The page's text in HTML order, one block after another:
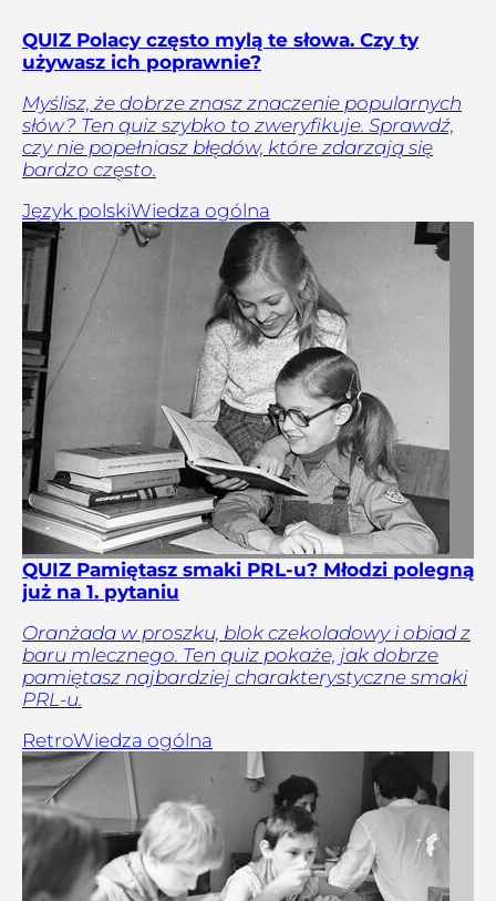
QUIZ Polacy często mylą te słowa. Czy ty
używasz ich poprawnie?
Myślisz, że dobrze znasz znaczenie popularnych
słów? Ten quiz szybko to zweryfikuje. Sprawdź,
czy nie popełniasz błędów, które zdarzają się
bardzo często.
Język polskiWiedza ogólna
QUIZ Pamiętasz smaki PRL-u? Młodzi polegną
już na 1. pytaniu
Oranżada w proszku, blok czekoladowy i obiad z
baru mlecznego. Ten quiz pokaże, jak dobrze
pamiętasz najbardziej charakterystyczne smaki
PRL-u.
RetroWiedza ogólna